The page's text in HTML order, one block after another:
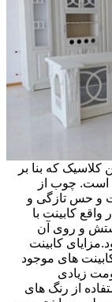
که بنا بر
است. چوب از
و حس تازگی و
کابینت با
و روی آن
کابینت
های موجود
زیادی
از رنگ های